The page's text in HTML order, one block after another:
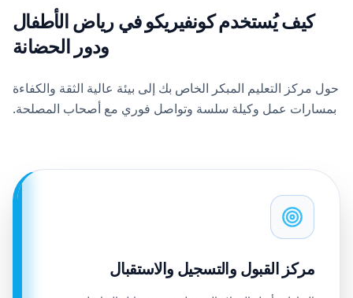
كيف يُستخدم كونفيريكو في رياض الأطفال
ودور الحضانة
حول مركز التعليم المبكر الخاص بك إلى بيئة عالية الثقة والكفاءة
بمسارات عمل وكيلة سلسة وتواصل فوري مع أصحاب المصلحة.
مركز القبول والتسجيل والاستقبال